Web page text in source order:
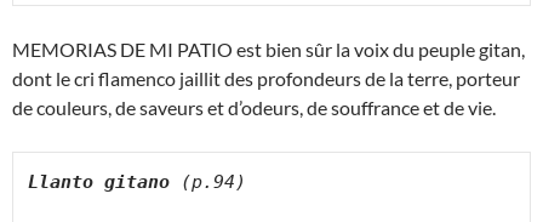
MEMORIAS DE MI PATIO est bien sûr la voix du peuple gitan,
dont le cri flamenco jaillit des profondeurs de la terre, porteur
de couleurs, de saveurs et d’odeurs, de souffrance et de vie.
Llanto gitano (p.94)